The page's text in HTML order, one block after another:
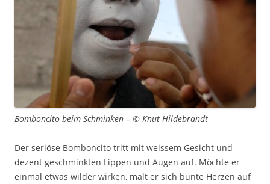
Bomboncito beim Schminken – © Knut Hildebrandt
Der seriöse Bomboncito tritt mit weissem Gesicht und
dezent geschminkten Lippen und Augen auf. Möchte er
einmal etwas wilder wirken, malt er sich bunte Herzen auf